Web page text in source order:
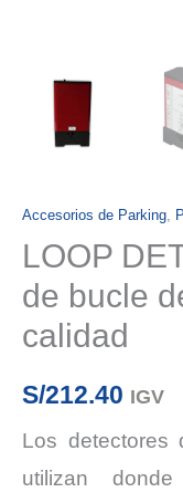
Accesorios de Parking
LOOP
de bucle
calidad
S/212.40 IGV
Los detectores
utilizan